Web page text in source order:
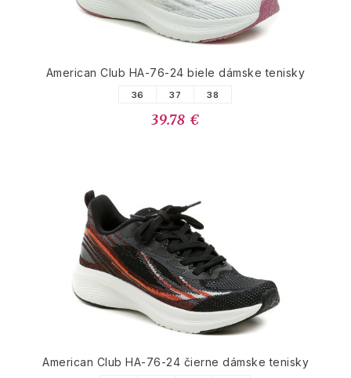
American Club HA-76-24 biele dámske tenisky
36 37 38
39.78 €
American Club HA-76-24 čierne dámske tenisky